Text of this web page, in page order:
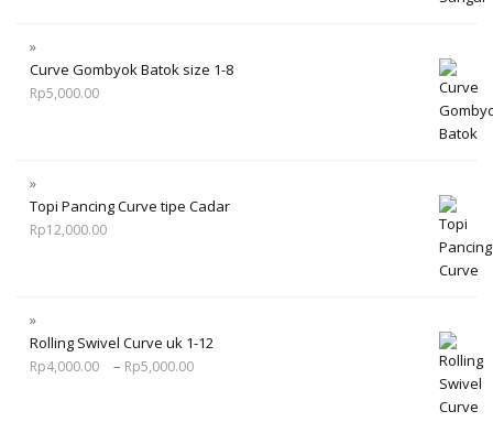
Curve Gombyok Batok size 1-8
Rp5,000.00
Topi Pancing Curve tipe Cadar
Rp12,000.00
Rolling Swivel Curve uk 1-12
Rp4,000.00 – Rp5,000.00